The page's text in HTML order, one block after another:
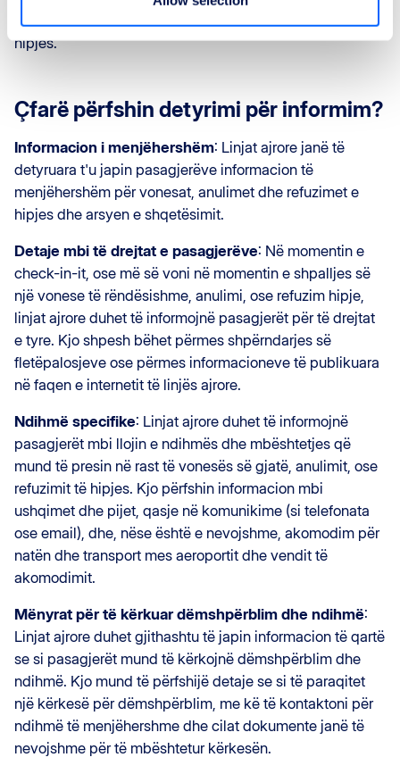
vonesave të rëndësishme, anulimeve dhe refuzimeve të
hipjes.
Çfarë përfshin detyrimi për informim?
Informacion i menjëhershëm: Linjat ajrore janë të
detyruara t'u japin pasagjerëve informacion të
menjëhershëm për vonesat, anulimet dhe refuzimet e
hipjes dhe arsyen e shqetësimit.
Detaje mbi të drejtat e pasagjerëve: Në momentin e
check-in-it, ose më së voni në momentin e shpalljes së
një vonese të rëndësishme, anulimi, ose refuzim hipje,
linjat ajrore duhet të informojnë pasagjerët për të drejtat
e tyre. Kjo shpesh bëhet përmes shpërndarjes së
fletëpalosjeve ose përmes informacioneve të publikuara
në faqen e internetit të linjës ajrore.
Ndihmë specifike: Linjat ajrore duhet të informojnë
pasagjerët mbi llojin e ndihmës dhe mbështetjes që
mund të presin në rast të vonesës së gjatë, anulimit, ose
refuzimit të hipjes. Kjo përfshin informacion mbi
ushqimet dhe pijet, qasje në komunikime (si telefonata
ose email), dhe, nëse është e nevojshme, akomodim për
natën dhe transport mes aeroportit dhe vendit të
akomodimit.
Mënyrat për të kërkuar dëmshpërblim dhe ndihmë:
Linjat ajrore duhet gjithashtu të japin informacion të qartë
se si pasagjerët mund të kërkojnë dëmshpërblim dhe
ndihmë. Kjo mund të përfshijë detaje se si të paraqitet
një kërkesë për dëmshpërblim, me kë të kontaktoni për
ndihmë të menjëhershme dhe cilat dokumente janë të
nevojshme për të mbështetur kërkesën.